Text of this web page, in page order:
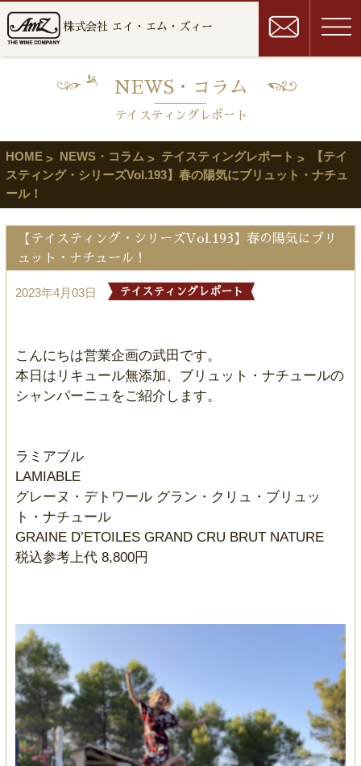
株式会社 エイ・エム・ズィー
NEWS・コラム
テイスティングレポート
HOME NEWS・コラム テイスティングレポート
【テイ
スティング・シリーズVol.193】春の陽気にブリュット・ナチュ
ール！
【テイスティング・シリーズVol.193】春の陽気にブリ
ュット・ナチュール！
2023年4月03日 テイスティングレポート
こんにちは営業企画の武田です。
本日はリキュール無添加、ブリュット・ナチュールの
シャンパーニュをご紹介します。
ラミアブル
LAMIABLE
グレーヌ・デトワール グラン・クリュ・ブリュッ
ト・ナチュール
GRAINE D’ETOILES GRAND CRU BRUT NATURE
税込参考上代 8,800円